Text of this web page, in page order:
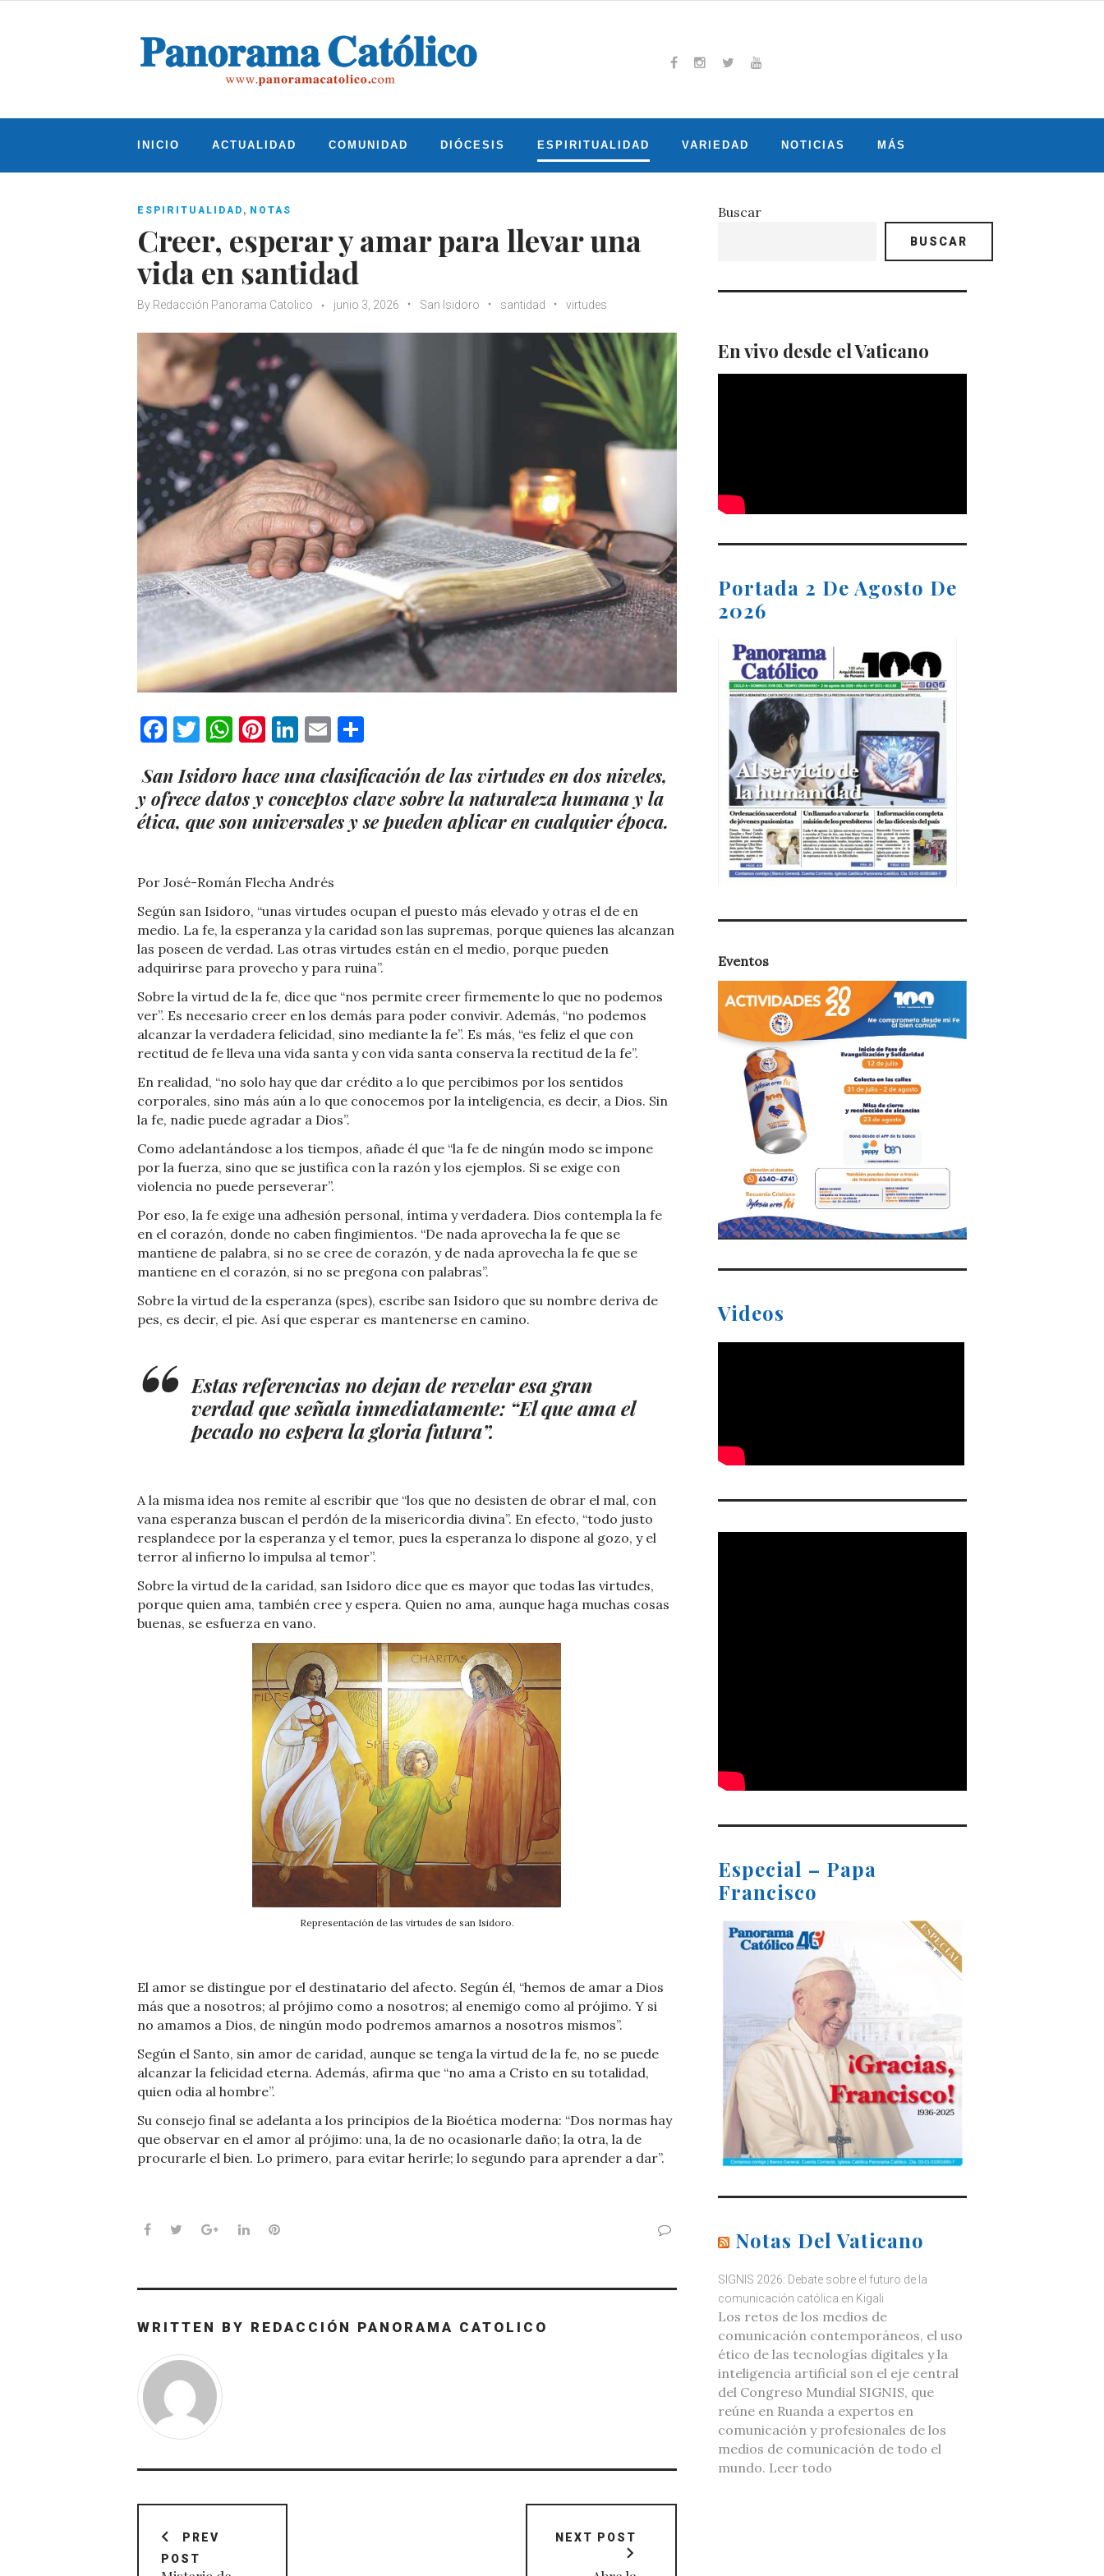
INICIO ACTUALIDAD COMUNIDAD DIÓCESIS ESPIRITUALIDAD VARIEDAD NOTICIAS MÁS
ESPIRITUALIDAD , NOTAS
Creer, esperar y amar para llevar una
vida en santidad
By Redacción Panorama Catolico junio 3, 2026 San Isidoro santidad virtudes
Facebook
Twitter
WhatsApp
Pinterest
LinkedIn
Email
San Isidoro hace una clasificación de las virtudes en dos niveles,
y ofrece datos y conceptos clave sobre la naturaleza humana y la
ética, que son universales y se pueden aplicar en cualquier época.
Por José-Román Flecha Andrés
Según san Isidoro, “unas virtudes ocupan el puesto más elevado y otras el de en
medio. La fe, la esperanza y la caridad son las supremas, porque quienes las alcanzan
las poseen de verdad. Las otras virtudes están en el medio, porque pueden
adquirirse para provecho y para ruina”.
Sobre la virtud de la fe, dice que “nos permite creer firmemente lo que no podemos
ver”. Es necesario creer en los demás para poder convivir. Además, “no podemos
alcanzar la verdadera felicidad, sino mediante la fe”. Es más, “es feliz el que con
rectitud de fe lleva una vida santa y con vida santa conserva la rectitud de la fe”.
En realidad, “no solo hay que dar crédito a lo que percibimos por los sentidos
corporales, sino más aún a lo que conocemos por la inteligencia, es decir, a Dios. Sin
la fe, nadie puede agradar a Dios”.
Como adelantándose a los tiempos, añade él que “la fe de ningún modo se impone
por la fuerza, sino que se justifica con la razón y los ejemplos. Si se exige con
violencia no puede perseverar”.
Por eso, la fe exige una adhesión personal, íntima y verdadera. Dios contempla la fe
en el corazón, donde no caben fingimientos. “De nada aprovecha la fe que se
mantiene de palabra, si no se cree de corazón, y de nada aprovecha la fe que se
mantiene en el corazón, si no se pregona con palabras”.
Sobre la virtud de la esperanza (spes), escribe san Isidoro que su nombre deriva de
pes, es decir, el pie. Así que esperar es mantenerse en camino.
Estas referencias no dejan de revelar esa gran
verdad que señala inmediatamente: “El que ama el
pecado no espera la gloria futura”.
A la misma idea nos remite al escribir que “los que no desisten de obrar el mal, con
vana esperanza buscan el perdón de la misericordia divina”. En efecto, “todo justo
resplandece por la esperanza y el temor, pues la esperanza lo dispone al gozo, y el
terror al infierno lo impulsa al temor”.
Sobre la virtud de la caridad, san Isidoro dice que es mayor que todas las virtudes,
porque quien ama, también cree y espera. Quien no ama, aunque haga muchas cosas
buenas, se esfuerza en vano.
Representación de las virtudes de san Isidoro.
El amor se distingue por el destinatario del afecto. Según él, “hemos de amar a Dios
más que a nosotros; al prójimo como a nosotros; al enemigo como al prójimo. Y si
no amamos a Dios, de ningún modo podremos amarnos a nosotros mismos”.
Según el Santo, sin amor de caridad, aunque se tenga la virtud de la fe, no se puede
alcanzar la felicidad eterna. Además, afirma que “no ama a Cristo en su totalidad,
quien odia al hombre”.
Su consejo final se adelanta a los principios de la Bioética moderna: “Dos normas hay
que observar en el amor al prójimo: una, la de no ocasionarle daño; la otra, la de
procurarle el bien. Lo primero, para evitar herirle; lo segundo para aprender a dar”.
Facebook
TwitterGoogle+LinkedInPinterest
WRITTEN BY REDACCIÓN PANORAMA CATOLICO
de
PREV
POST
NEXT POST
Buscar
BUSCAR
En vivo desde el Vaticano
Portada 2 De Agosto De
2026
Eventos
Videos
Especial – Papa
Francisco
Notas Del Vaticano
SIGNIS 2026: Debate sobre el futuro de la
comunicación católica en Kigali
Los retos de los medios de
comunicación contemporáneos, el uso
ético de las tecnologías digitales y la
inteligencia artificial son el eje central
del Congreso Mundial SIGNIS, que
reúne en Ruanda a expertos en
comunicación y profesionales de los
medios de comunicación de todo el
mundo. Leer todo